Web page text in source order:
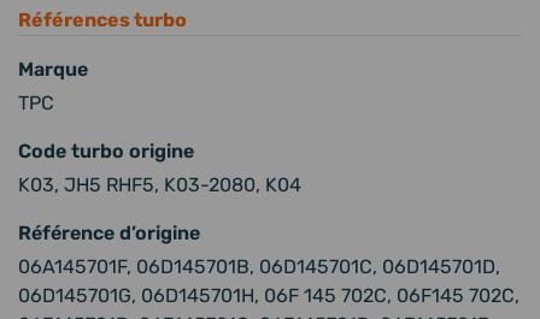
Références turbo
Marque
TPC
Code turbo origine
K03, JH5 RHF5, K03-2080, K04
Référence d’origine
06A145701F, 06D145701B, 06D145701C, 06D145701D,
06D145701G, 06D145701H, 06F 145 702C, 06F145 702C,